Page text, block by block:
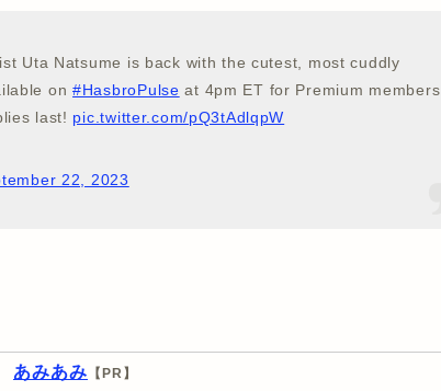
Uta Natsume is back with the cutest, most cuddly
on#HasbroPulse at 4pm ET for Premium members
last! pic.twitter.com/pQ3tAdlqpW
22, 2023
あみあみ 【PR】